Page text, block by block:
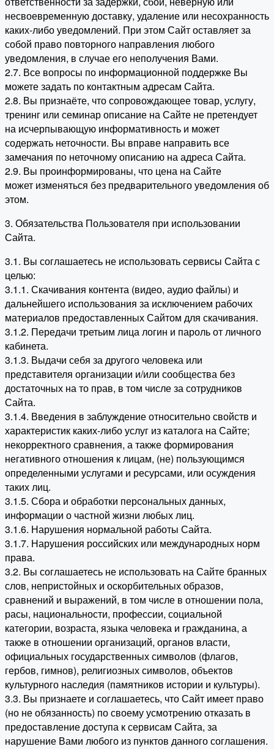
несвоевременную доставку, удаление или несохранность
каких-либо уведомлений. При этом Сайт оставляет за
собой право повторного направления любого
уведомления, в случае его неполучения Вами.
2.7. Все вопросы по информационной поддержке Вы
можете задать по контактным адресам Сайта.
2.8. Вы признаёте, что сопровождающее товар, услугу,
тренинг или семинар описание на Сайте не претендует
на исчерпывающую информативность и может
содержать неточности. Вы вправе направить все
замечания по неточному описанию на адреса Сайта.
2.9. Вы проинформированы, что цена на Сайте
может изменяться без предварительного уведомления об
этом.
3. Обязательства Пользователя при использовании
Сайта.
3.1. Вы соглашаетесь не использовать сервисы Сайта с
целью:
3.1.1. Скачивания контента (видео, аудио файлы) и
дальнейшего использования за исключением рабочих
материалов предоставленных Сайтом для скачивания.
3.1.2. Передачи третьим лица логин и пароль от личного
кабинета.
3.1.3. Выдачи себя за другого человека или
представителя организации и/или сообщества без
достаточных на то прав, в том числе за сотрудников
Сайта.
3.1.4. Введения в заблуждение относительно свойств и
характеристик каких-либо услуг из каталога на Сайте;
некорректного сравнения, а также формирования
негативного отношения к лицам, (не) пользующимся
определенными услугами и ресурсами, или осуждения
таких лиц.
3.1.5. Сбора и обработки персональных данных,
информации о частной жизни любых лиц.
3.1.6. Нарушения нормальной работы Сайта.
3.1.7. Нарушения российских или международных норм
права.
3.2. Вы соглашаетесь не использовать на Сайте бранных
слов, непристойных и оскорбительных образов,
сравнений и выражений, в том числе в отношении пола,
расы, национальности, профессии, социальной
категории, возраста, языка человека и гражданина, а
также в отношении организаций, органов власти,
официальных государственных символов (флагов,
гербов, гимнов), религиозных символов, объектов
культурного наследия (памятников истории и культуры).
3.3. Вы признаете и соглашаетесь, что Сайт имеет право
(но не обязанность) по своему усмотрению отказать в
предоставление доступа к сервисам Сайта, за
нарушение Вами любого из пунктов данного соглашения.